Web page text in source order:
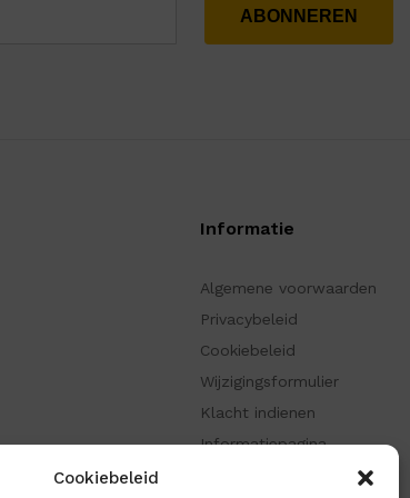
Cookiebeleid
Informatie
Algemene voorwaarden
Privacybeleid
Cookiebeleid
Wijzigingsformulier
Klacht indienen
Informatiepagina